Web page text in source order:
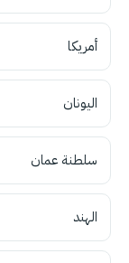
أمريكا
اليونان
سلطنة عمان
الهند